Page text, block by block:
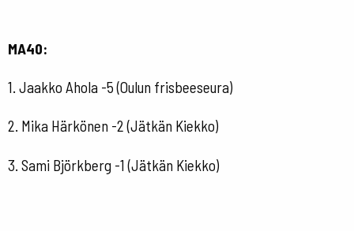
MA40:
1. Jaakko Ahola -5 (Oulun frisbeeseura)
2. Mika Härkönen -2 (Jätkän Kiekko)
3. Sami Björkberg -1 (Jätkän Kiekko)